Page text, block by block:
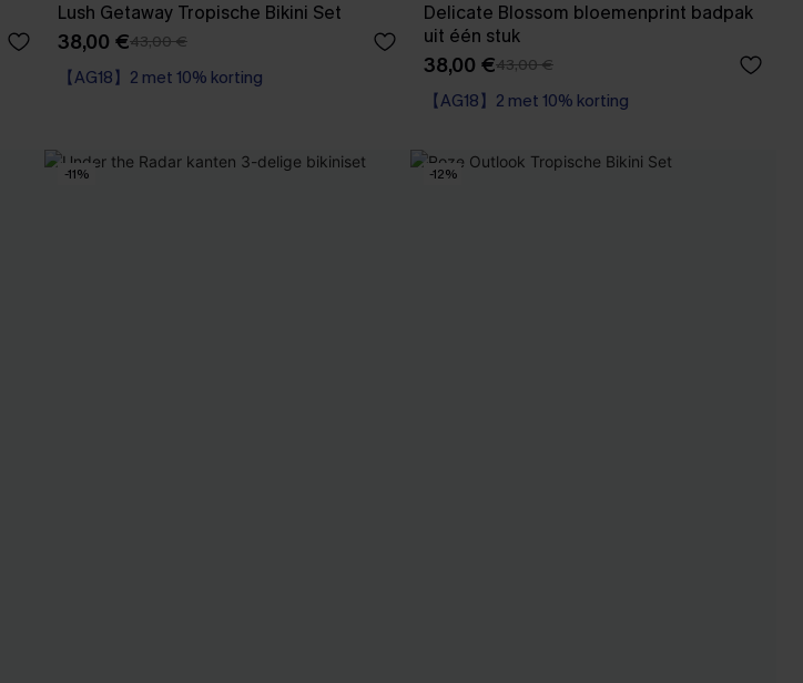
Lush Getaway Tropische Bikini Set
38,00 €43,00 €
【AG18】2 met 10% korting
Delicate Blossom bloemenprint badpak
uit één stuk
38,00 €43,00 €
【AG18】2 met 10% korting
【AG18】2 met 10% korting
-11% -12%